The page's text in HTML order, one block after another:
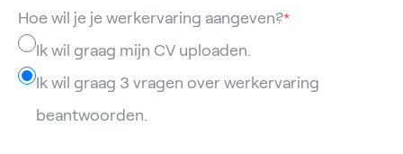
Hoe wil je je werkervaring aangeven?*
Ik wil graag mijn CV uploaden.
Ik wil graag 3 vragen over werkervaring
beantwoorden.